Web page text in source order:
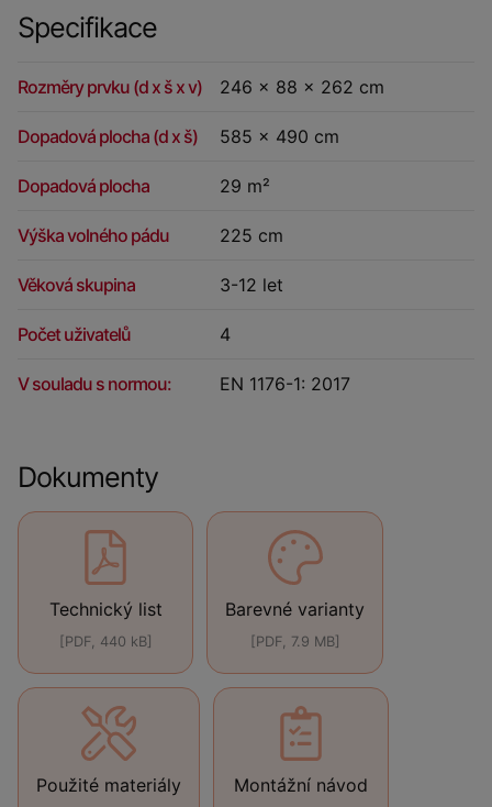
Specifikace
Rozměry prvku (d x š x v) 246 x 88 x 262 cm
Dopadová plocha (d x š) 585 x 490 cm
Dopadová plocha 29 m²
Výška volného pádu 225 cm
Věková skupina 3-12 let
Počet uživatelů 4
V souladu s normou: EN 1176-1: 2017
Dokumenty
Technický list
[PDF, 440 kB]
Barevné varianty
[PDF, 7.9 MB]
Použité materiály Montážní návod